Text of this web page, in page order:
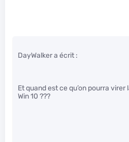
DayWalker a écrit :
Et quand est ce qu’on pourra
Win 10 ???